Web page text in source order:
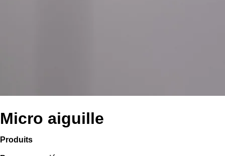
Micro aiguille
Produits